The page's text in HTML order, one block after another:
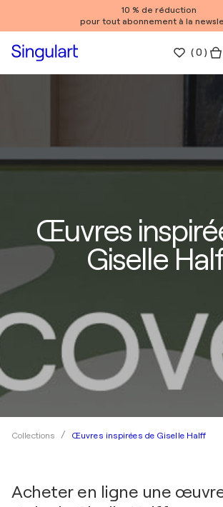
10 % de réduction
pour tout abonnement à la
(0 )
Œuvres
Giselle
Collections Œuvres inspirées de Giselle Halff
Acheter en ligne une